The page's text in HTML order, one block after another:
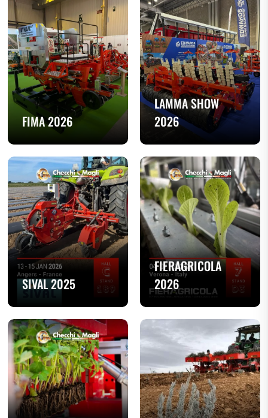
FIMA 2026
LAMMA SHOW
2026
SIVAL 2025
FIERAGRICOLA
2026